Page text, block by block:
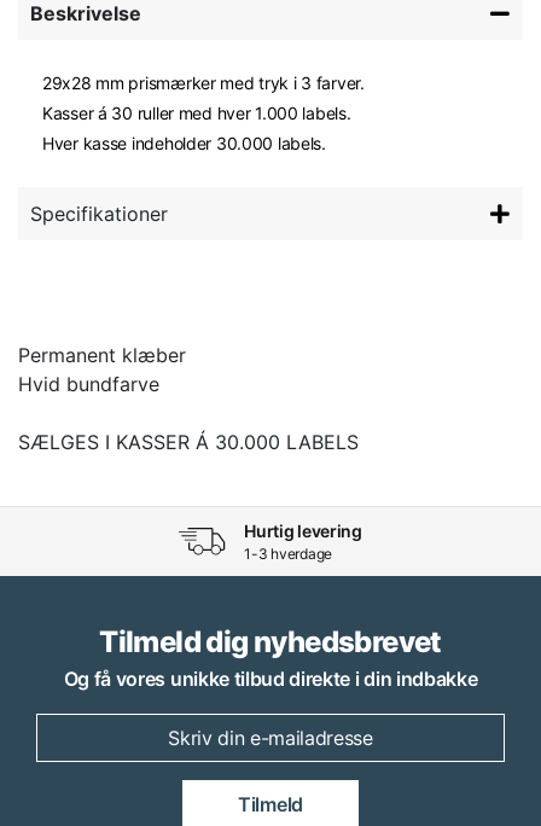
Beskrivelse
29x28 mm prismærker med tryk i 3 farver.
Kasser á 30 ruller med hver 1.000 labels.
Hver kasse indeholder 30.000 labels.
Specifikationer
Permanent klæber
Hvid bundfarve
SÆLGES I KASSER Á 30.000 LABELS
Hurtig levering
1-3 hverdage
Tilmeld dig nyhedsbrevet
Og få vores unikke tilbud direkte i din indbakke
Tilmeld